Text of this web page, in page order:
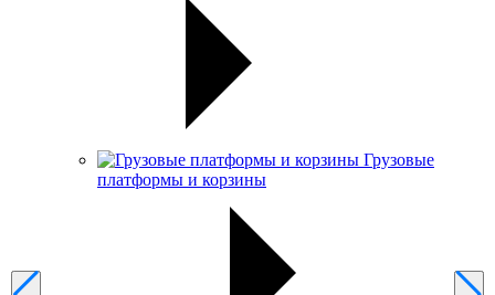
Грузовые
платформы и корзины